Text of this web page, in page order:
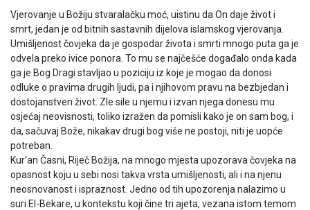
Vjerovanje u Božiju stvaralačku moć, uistinu da On daje život i
smrt, jedan je od bitnih sastavnih dijelova islamskog vjerovanja.
Umišljenost čovjeka da je gospodar života i smrti mnogo puta ga je
odvela preko ivice ponora. To mu se najčešće događalo onda kada
ga je Bog Dragi stavljao u poziciju iz koje je mogao da donosi
odluke o pravima drugih ljudi, pa i njihovom pravu na bezbjedan i
dostojanstven život. Zle sile u njemu i izvan njega donesu mu
osjećaj neovisnosti, toliko izražen da pomisli kako je on sam bog, i
da, sačuvaj Bože, nikakav drugi bog više ne postoji, niti je uopće
potreban.
Kur’an Časni, Riječ Božija, na mnogo mjesta upozorava čovjeka na
opasnost koju u sebi nosi takva vrsta umišljenosti, ali i na njenu
neosnovanost i ispraznost. Jedno od tih upozorenja nalazimo u
suri El-Bekare, u kontekstu koji čine tri ajeta, vezana istom temom